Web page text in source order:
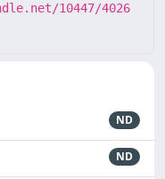
10447/4026
ND
ND